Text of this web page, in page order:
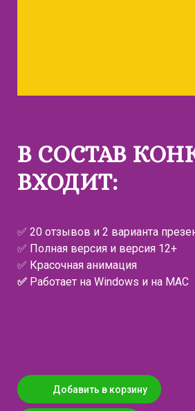
В СОСТАВ
ВХОДИТ:
✅ 20 отзывов и 2 варианта
✅ Полная версия и версия 12+
✅ Красочная анимация
✅ Работает на Windows и на MAC
Добавить в корзину